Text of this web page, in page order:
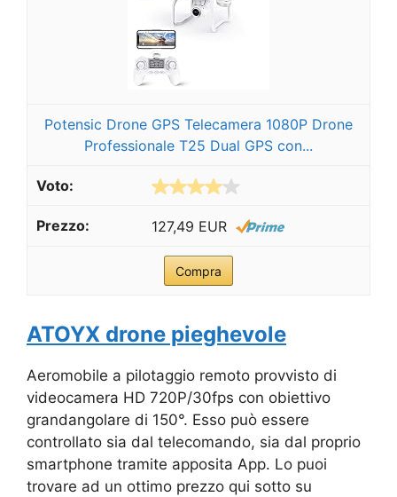
Potensic Drone GPS Telecamera 1080P Drone
Professionale T25 Dual GPS con...
127,49 EUR
Compra
ATOYX drone pieghevole
Aeromobile a pilotaggio remoto provvisto di
videocamera HD 720P/30fps con obiettivo
grandangolare di 150°. Esso può essere
controllato sia dal telecomando, sia dal proprio
smartphone tramite apposita App. Lo puoi
trovare ad un ottimo prezzo qui sotto su